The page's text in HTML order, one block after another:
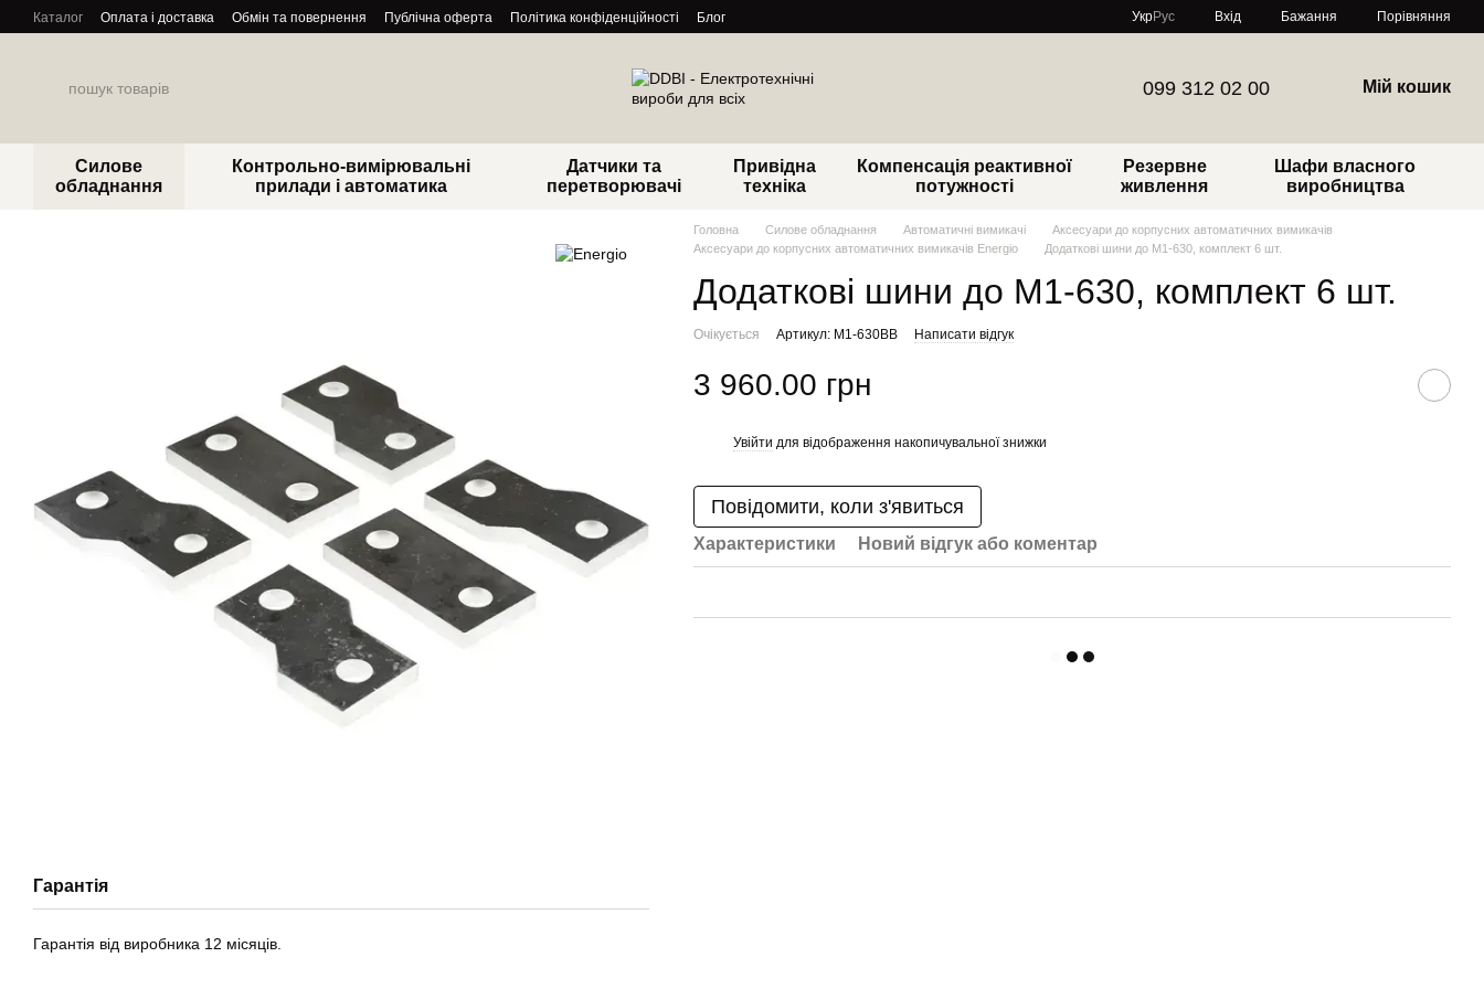
Перейти до основного контенту
Каталог Оплата і доставка Обмін та повернення Публічна оферта Політика конфіденційності Блог УкрРус Вхід Бажання Порівняння
099 312 02 00 Мій кошик
Силове
обладнання
Контрольно-вимірювальні
прилади і автоматика
Датчики та
перетворювачі
Привідна
техніка
Компенсація реактивної
потужності
Резервне
живлення
Шафи власного
виробництва
Гарантія
Гарантія від виробника 12 місяців.
Головна Силове обладнання Автоматичні вимикачі
Аксесуари до корпусних автоматичних вимикачів
Аксесуари до корпусних автоматичних вимикачів Energio
Додаткові шини до М1-630, комплект 6 шт.
Додаткові шини до М1-630, комплект 6 шт.
Очікується Артикул: М1-630ВВ Написати відгук
3 960.00 грн
Увійти для відображення накопичувальної знижки
Повідомити, коли з'явиться
Характеристики Новий відгук або коментар